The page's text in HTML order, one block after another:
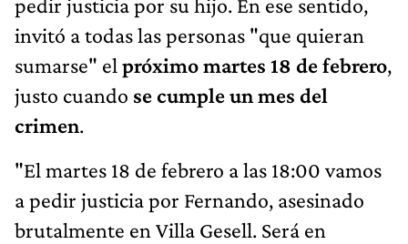
invitó a todas las personas "que quieran
sumarse" el próximo martes 18 de febrero,
justo cuando se cumple un mes del
crimen.
"El martes 18 de febrero a las 18:00 vamos
a pedir justicia por Fernando, asesinado
brutalmente en Villa Gesell. Será en